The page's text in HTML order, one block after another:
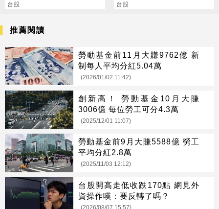
台股
波段新高
台股
推薦閱讀
勞動基金前11月大賺9762億 新
制每人平均分紅5.04萬
(2026/01/02 11:42)
創新高！ 勞動基金10月大賺
3006億 每位勞工可分4.3萬
(2025/12/01 11:07)
勞動基金前9月大賺5588億 勞工
平均分紅2.8萬
(2025/11/03 12:12)
台股開高走低收跌170點 網見外
資操作嘆：要反轉了嗎？
(2026/08/07 15:57)